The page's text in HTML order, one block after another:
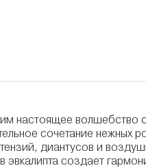
настоящее волшебство
сочетание нежных
диантусов и
эвкалипта создает